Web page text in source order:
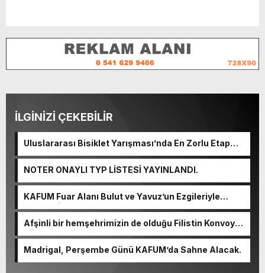
İLGİNİZİ ÇEKEBİLİR
Uluslararası Bisiklet Yarışması’nda En Zorlu Etap
NOTER ONAYLI TYP LİSTESİ YAYINLANDI.
KAFUM Fuar Alanı Bulut ve Yavuz’un Ezgileriyle
Şenlendi.
Afşinli bir hemşehrimizin de olduğu Filistin Konvoyu,
güçlenerek ilerliyor.
Madrigal, Perşembe Günü KAFUM’da Sahne Alacak.